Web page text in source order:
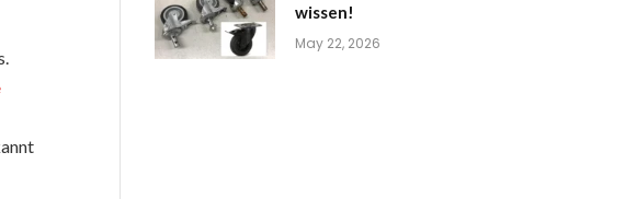
wissen!
May 22, 2026